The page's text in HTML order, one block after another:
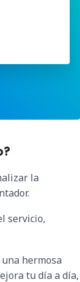
la
servicio,
hermosa
tu día a día,